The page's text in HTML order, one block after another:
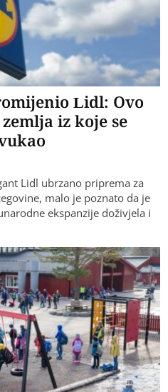
Lidl: Ovo
iz koje se
Lidl ubrzano priprema za
malo je poznato da je
ekspanzije doživjela i